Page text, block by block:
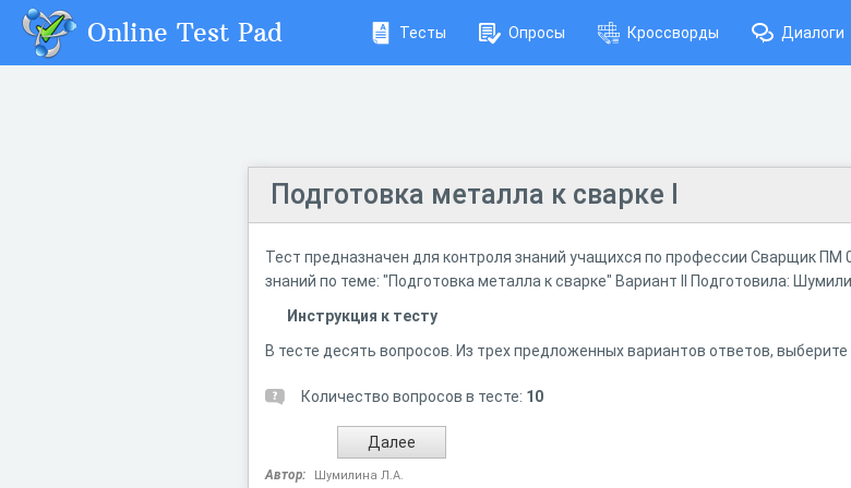
Online Test Pad Тесты Опросы Кроссворды Диалоги
Подготовка металла к сварке I
Тест предназначен для контроля знаний учащихся по профессии Сварщик
знаний по теме: "Подготовка металла к сварке" Вариант II Подготовила:
Инструкция к тесту
В тесте десять вопросов. Из трех предложенных вариантов ответов,
Количество вопросов в тесте: 10
Автор: Шумилина Л.А.